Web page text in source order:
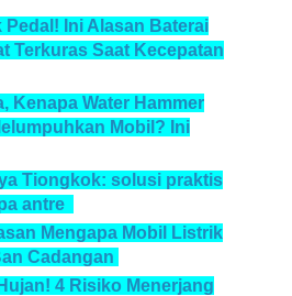
Ini Alasan Baterai
Terkuras Saat Kecepatan
Kenapa Water Hammer
Mobil? Ini
Tiongkok: solusi praktis
antre
Mengapa Mobil Listrik
Cadangan
4 Risiko Menerjang